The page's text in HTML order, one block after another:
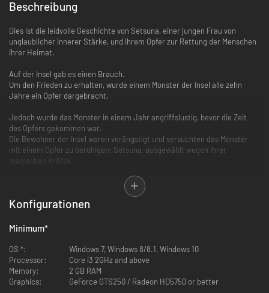
Beschreibung
Dies ist die leidvolle Geschichte von Setsuna, einer jungen Frau von
unglaublicher innerer Stärke, und ihrem Opfer zur Rettung der Menschen
ihrer Heimat.
Auf der Insel gab es einen Brauch.
Um den Frieden zu erhalten, wurde einem Monster der Insel alle zehn
Jahre ein Opfer dargebracht.
Jedoch wurde das Monster in einem Jahr angriffslustig, bevor die Zeit
des Opfers gekommen war.
Die Bewohner der Insel waren verängstigt und versuchten das Monster
mit einem Opfer zu beruhigen: Setsuna, ausgewählt wegen ihrer
magischen Kräfte.
Setsuna muss sich mit ihrer Garde auf den Weg ins entfernteste Land
machen, in dem die Opferzeremonie stattfinden wird.
entwickelt mit der neusten Technologie, um eine wahrhaft
denkwürdige Geschichte sowie ein einzigartiges Spielerlebnis zu
erschaffen und den authentischen JRPG-Stil auf die derzeitige
Hardware zu bringen.
Konfigurationen
Minimum*
OS *:
Windows 7, Windows 8/8.1, Windows 10
Processor:
Core i3 2GHz and above
Memory:
2 GB RAM
Graphics:
GeForce GTS250 / Radeon HD5750 or better